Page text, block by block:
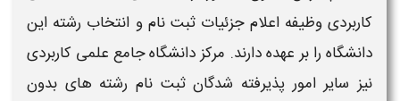
کاربردی وظیفه اعلام جزئیات ثبت نام و انتخاب رشته این
دانشگاه را بر عهده دارند. مرکز دانشگاه جامع علمی کاربردی
نیز سایر امور پذیرفته شدگانثبت نام رشته های بدون